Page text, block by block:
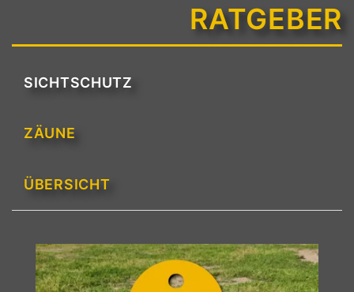
RATGEBER
SICHTSCHUTZ
ZÄUNE
ÜBERSICHT